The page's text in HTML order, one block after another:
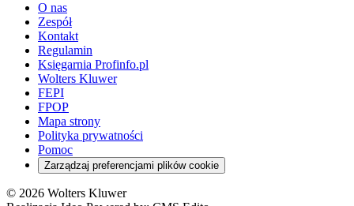
O nas
Zespół
Kontakt
Regulamin
Księgarnia Profinfo.pl
Wolters Kluwer
FEPI
FPOP
Mapa strony
Polityka prywatności
Pomoc
Zarządzaj preferencjami plików cookie
© 2026 Wolters Kluwer